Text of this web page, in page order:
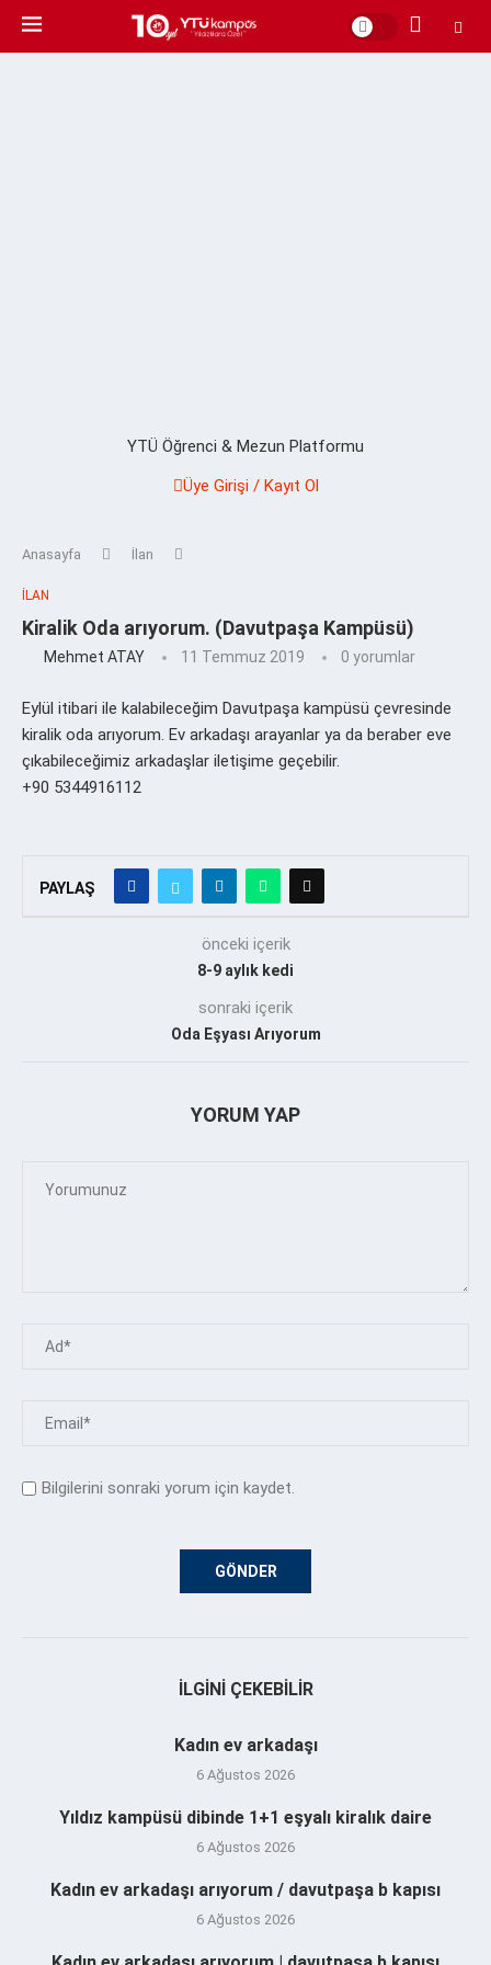
YTÜ Öğrenci & Mezun Platformu
Üye Girişi / Kayıt Ol
Anasayfa İlan
İLAN
Kiralik Oda arıyorum. (Davutpaşa Kampüsü)
Mehmet ATAY 11 Temmuz 2019 0 yorumlar
Eylül itibari ile kalabileceğim Davutpaşa kampüsü çevresinde
kiralik oda arıyorum. Ev arkadaşı arayanlar ya da beraber eve
çıkabileceğimiz arkadaşlar iletişime geçebilir.
+90 5344916112
PAYLAŞ
önceki içerik
8-9 aylık kedi
sonraki içerik
Oda Eşyası Arıyorum
YORUM YAP
Bilgilerini sonraki yorum için kaydet.
İLGINI ÇEKEBILIR
Kadın ev arkadaşı
6 Ağustos 2026
Yıldız kampüsü dibinde 1+1 eşyalı kiralık daire
6 Ağustos 2026
Kadın ev arkadaşı arıyorum / davutpaşa b kapısı
6 Ağustos 2026